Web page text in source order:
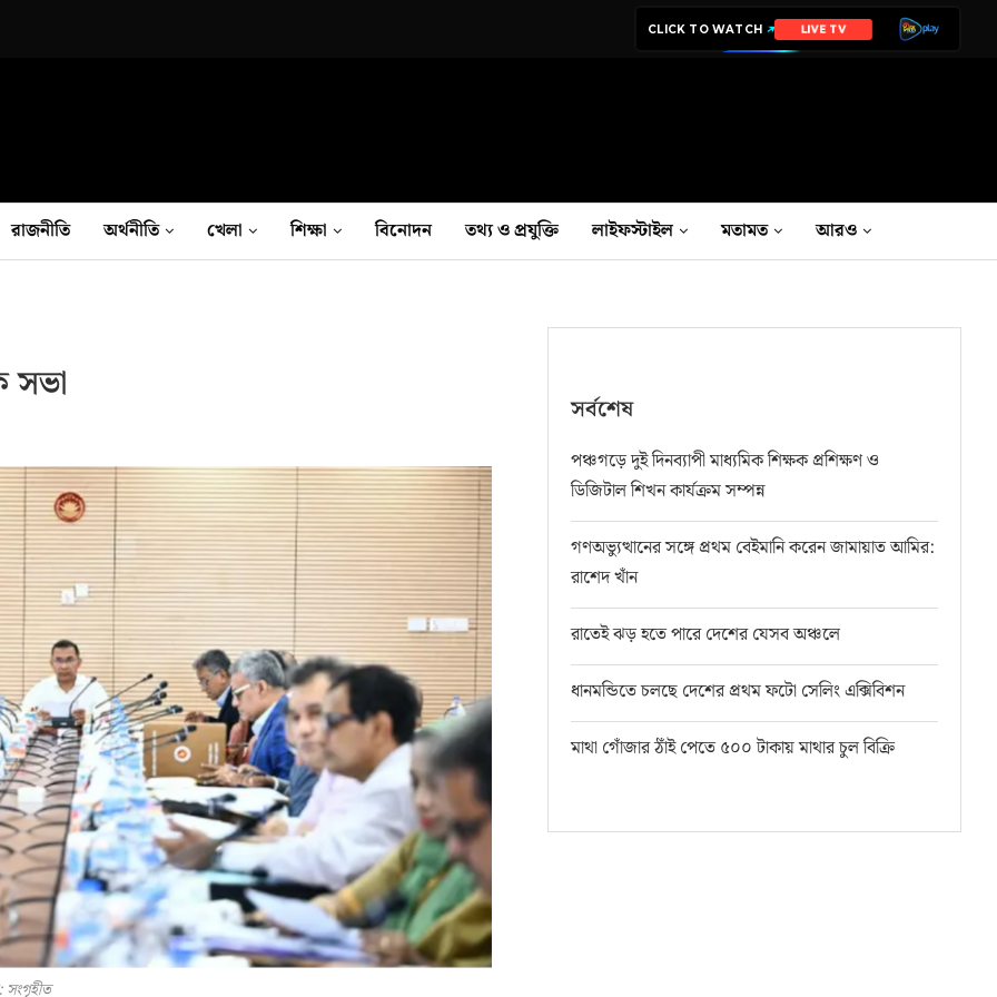
CLICK TO WATCH LIVE TV
রাজনীতি অর্থনীতি খেলা শিক্ষা বিনোদন তথ‍্য ও প্রযুক্তি লাইফস্টাইল মতামত আরও
সভা
সংগৃহীত
সর্বশেষ
পঞ্চগড়ে দুই দিনব্যাপী মাধ্যমিক শিক্ষক প্রশিক্ষণ ও
ডিজিটাল শিখন কার্যক্রম সম্পন্ন
গণঅভ্যুত্থানের সঙ্গে প্রথম বেইমানি করেন জামায়াত আমির:
রাশেদ খাঁন
রাতেই ঝড় হতে পারে দেশের যেসব অঞ্চলে
ধানমন্ডিতে চলছে দেশের প্রথম ফটো সেলিং এক্সিবিশন
মাথা গোঁজার ঠাঁই পেতে ৫০০ টাকায় মাথার চুল বিক্রি